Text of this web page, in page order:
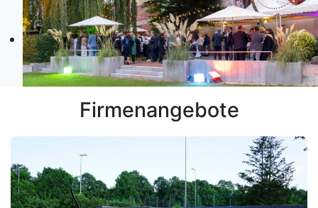
Firmenangebote